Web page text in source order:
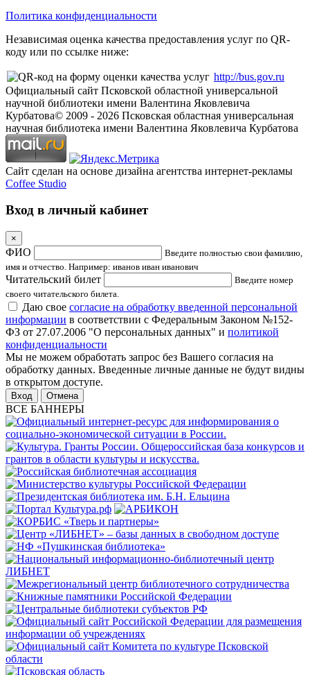
Политика конфиденциальности
Независимая оценка качества предоставления услуг по QR-
коду или по ссылке ниже:
http://bus.gov.ru
Официальный сайт Псковской областной универсальной
научной библиотеки имени Валентина Яковлевича
Курбатова© 2009 - 2026 Псковская областная универсальная
научная библиотека имени Валентина Яковлевича Курбатова
Сайт сделан на основе дизайна агентства интернет-рекламы
Coffee Studio
Вход в личный кабинет
×
ФИО
Введите полностью свои фамилию,
имя и отчество. Например: иванов иван иванович
Читательский билет
Введите номер
своего читательского билета.
Даю свое согласие на обработку введенной персональной
информации в соответствии с Федеральным Законом №152-
ФЗ от 27.07.2006 "О персональных данных" и политикой
конфиденциальности
Мы не можем обработать запрос без Вашего согласия на
обработку данных. Введенные личные данные не будут видны
в открытом доступе.
Отмена
ВСЕ БАННЕРЫ